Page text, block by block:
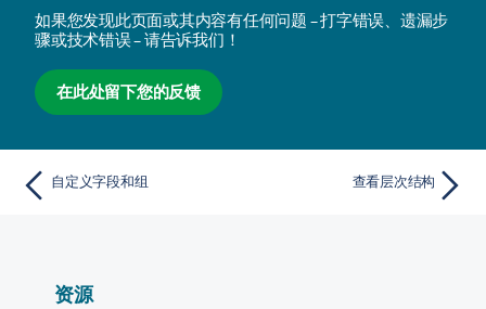
如果您发现此页面或其内容有任何问题 – 打字错误、遗漏步
骤或技术错误 – 请告诉我们！
在此处留下您的反馈
自定义字段和组 查看层次结构
资源